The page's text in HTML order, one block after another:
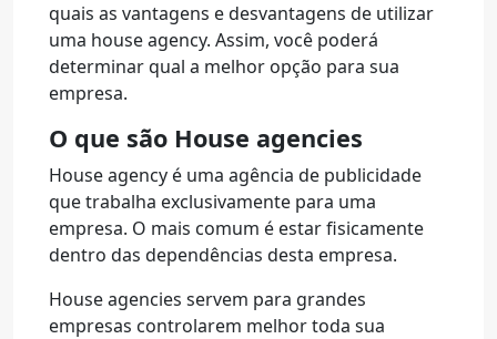
quais as vantagens e desvantagens de utilizar
uma house agency. Assim, você poderá
determinar qual a melhor opção para sua
empresa.
O que são House agencies
House agency é uma agência de publicidade
que trabalha exclusivamente para uma
empresa. O mais comum é estar fisicamente
dentro das dependências desta empresa.
House agencies servem para grandes
empresas controlarem melhor toda sua